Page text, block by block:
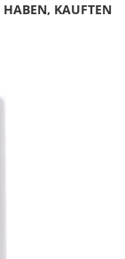
HABEN, KAUFTEN